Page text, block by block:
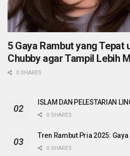
5 Gaya Rambut yang Tepat
Chubby agar Tampil Lebih
0 SHARES
ISLAM DAN PELESTARIAN
0 SHARES
Tren Rambut Pria 2025:
0 SHARES